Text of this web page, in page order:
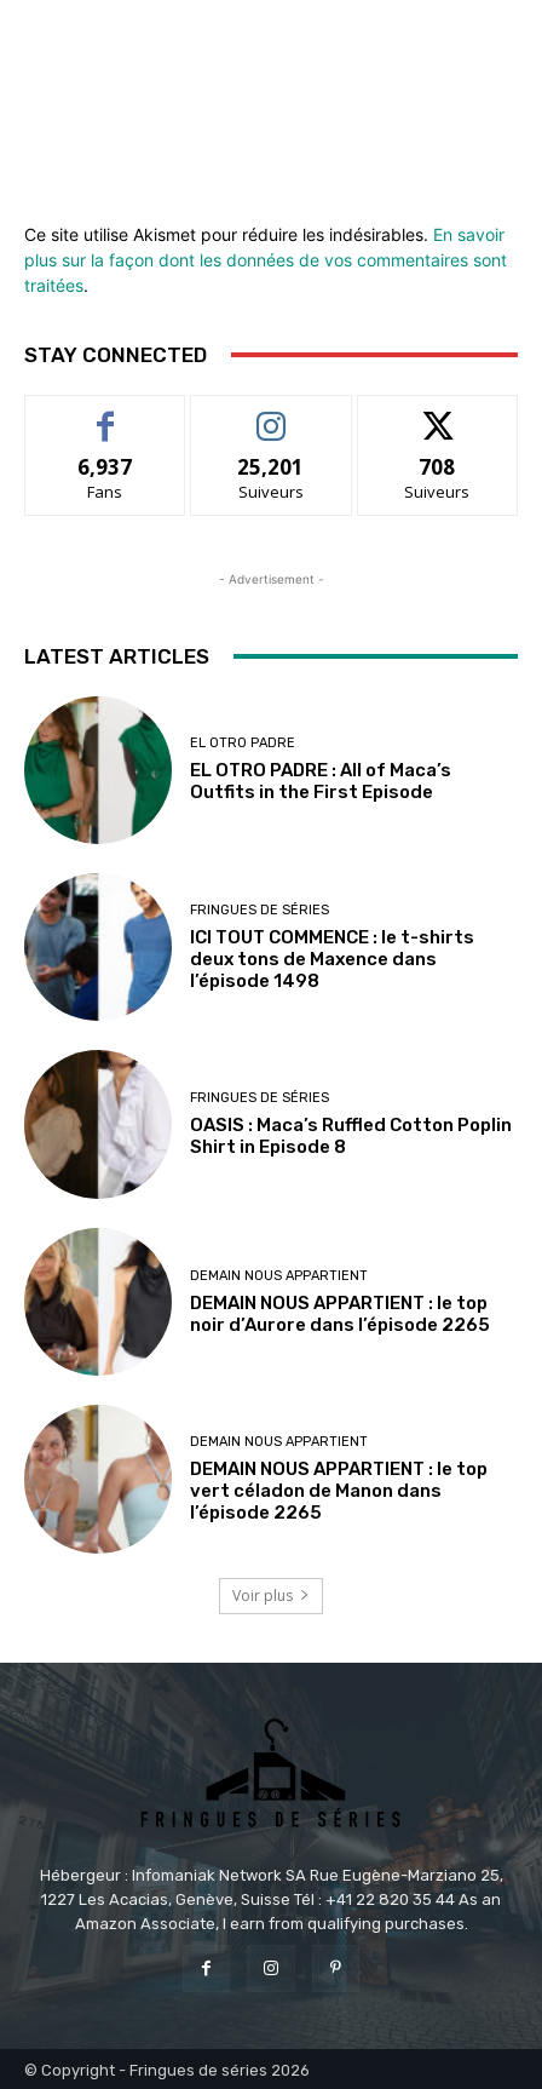
Ce site utilise Akismet pour réduire les indésirables. En savoir
plus sur la façon dont les données de vos commentaires sont
traitées.
STAY CONNECTED
6,937
Fans
25,201
Suiveurs
708
Suiveurs
- Advertisement -
LATEST ARTICLES
EL OTRO PADRE
EL OTRO PADRE : All of Maca’s
Outfits in the First Episode
FRINGUES DE SÉRIES
ICI TOUT COMMENCE : le t-shirts
deux tons de Maxence dans
l’épisode 1498
FRINGUES DE SÉRIES
OASIS : Maca’s Ruffled Cotton Poplin
Shirt in Episode 8
DEMAIN NOUS APPARTIENT
DEMAIN NOUS APPARTIENT : le top
noir d’Aurore dans l’épisode 2265
DEMAIN NOUS APPARTIENT
DEMAIN NOUS APPARTIENT : le top
vert céladon de Manon dans
l’épisode 2265
Voir plus
Hébergeur : Infomaniak Network SA Rue Eugène-Marziano 25,
1227 Les Acacias, Genève, Suisse Tél : +41 22 820 35 44 As an
Amazon Associate, I earn from qualifying purchases.
© Copyright - Fringues de séries 2026